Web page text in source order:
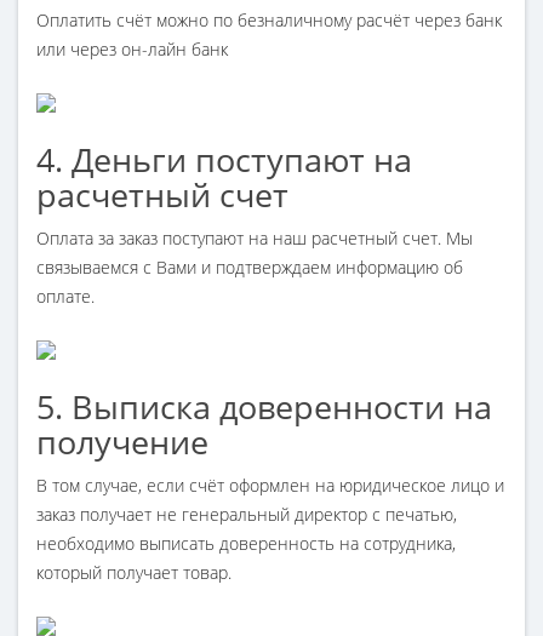
Оплатить счёт можно по безналичному расчёт через банк
или через он-лайн банк
4. Деньги поступают на
расчетный счет
Оплата за заказ поступают на наш расчетный счет. Мы
связываемся с Вами и подтверждаем информацию об
оплате.
5. Выписка доверенности на
получение
В том случае, если счёт оформлен на юридическое лицо и
заказ получает не генеральный директор с печатью,
необходимо выписать доверенность на сотрудника,
который получает товар.